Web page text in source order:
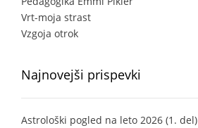
Vrt-moja strast
Vzgoja otrok
Najnovejši prispevki
Astrološki pogled na leto 2026 (1. del)